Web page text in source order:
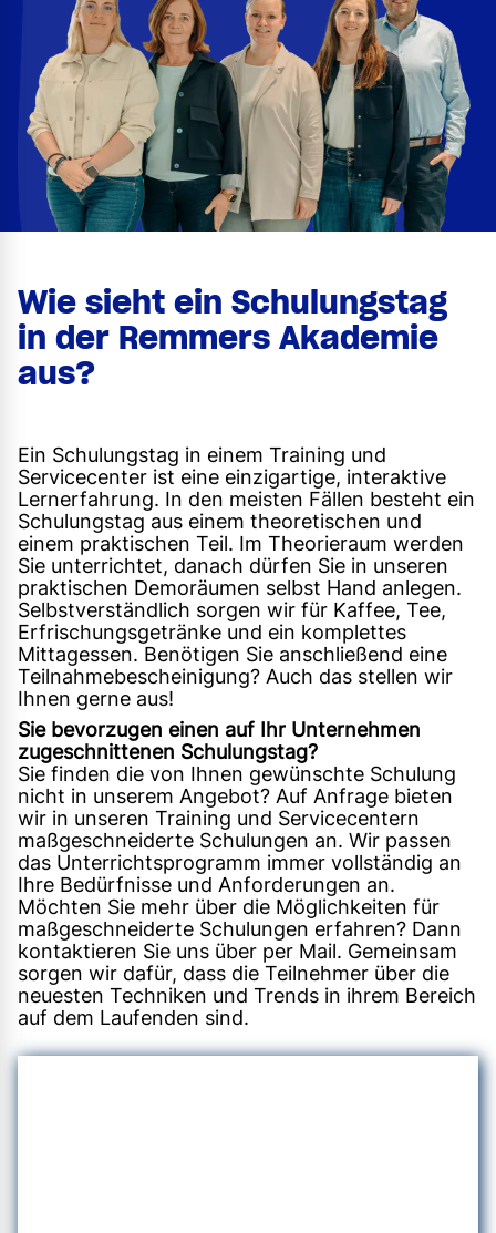
Wie sieht ein Schulungstag
in der Remmers Akademie
aus?
Ein Schulungstag in einem Training und
Servicecenter ist eine einzigartige, interaktive
Lernerfahrung. In den meisten Fällen besteht ein
Schulungstag aus einem theoretischen und
einem praktischen Teil. Im Theorieraum werden
Sie unterrichtet, danach dürfen Sie in unseren
praktischen Demoräumen selbst Hand anlegen.
Selbstverständlich sorgen wir für Kaffee, Tee,
Erfrischungsgetränke und ein komplettes
Mittagessen. Benötigen Sie anschließend eine
Teilnahmebescheinigung? Auch das stellen wir
Ihnen gerne aus!
Sie bevorzugen einen auf Ihr Unternehmen
zugeschnittenen Schulungstag?
Sie finden die von Ihnen gewünschte Schulung
nicht in unserem Angebot? Auf Anfrage bieten
wir in unseren Training und Servicecentern
maßgeschneiderte Schulungen an. Wir passen
das Unterrichtsprogramm immer vollständig an
Ihre Bedürfnisse und Anforderungen an.
Möchten Sie mehr über die Möglichkeiten für
maßgeschneiderte Schulungen erfahren? Dann
kontaktieren Sie uns über per Mail. Gemeinsam
sorgen wir dafür, dass die Teilnehmer über die
neuesten Techniken und Trends in ihrem Bereich
auf dem Laufenden sind.